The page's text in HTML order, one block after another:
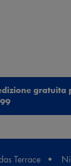
gratuita
Terrace